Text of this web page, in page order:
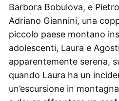
Barbora Bobulova, e
Adriano Giannini, una
piccolo paese montano
adolescenti, Laura e
apparentemente serena,
quando Laura ha un
un’escursione in